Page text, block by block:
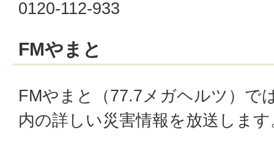
0120-112-933
FMやまと
FMやまと（77.7メガヘルツ）で
内の詳しい災害情報を放送します